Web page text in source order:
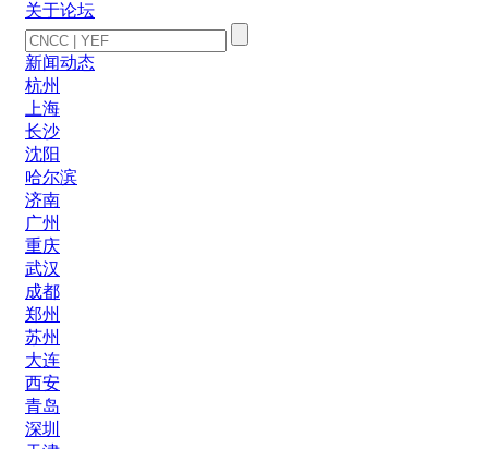
关于论坛
新闻动态
杭州
上海
长沙
沈阳
哈尔滨
济南
广州
重庆
武汉
成都
郑州
苏州
大连
西安
青岛
深圳